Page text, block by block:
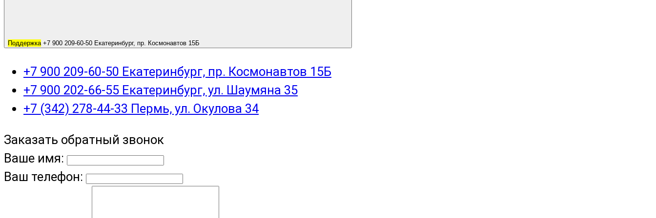
Поддержка +7 900 209-60-50 Екатеринбург, пр. Космонавтов 15Б
+7 900 209-60-50 Екатеринбург, пр. Космонавтов 15Б
+7 900 202-66-55 Екатеринбург, ул. Шаумяна 35
+7 (342) 278-44-33 Пермь, ул. Окулова 34
Заказать обратный звонок
Ваше имя:
Ваш телефон: